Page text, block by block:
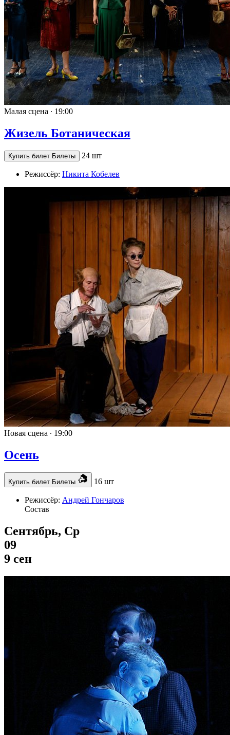
Малая сцена ∙ 19:00
Жизель Ботаническая
Купить билет Билеты 24 шт
Режиссёр: Никита Кобелев
Новая сцена ∙ 19:00
Осень
Купить билет Билеты 16 шт
Режиссёр: Андрей Гончаров
Состав
Сентябрь, Ср
09
9 сен